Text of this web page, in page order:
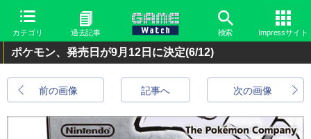
カテゴリ 過去記事 検索 Impressサイト
ポケモン、発売日が9月12日に決定(6/12)
前の画像 次の画像
記事へ